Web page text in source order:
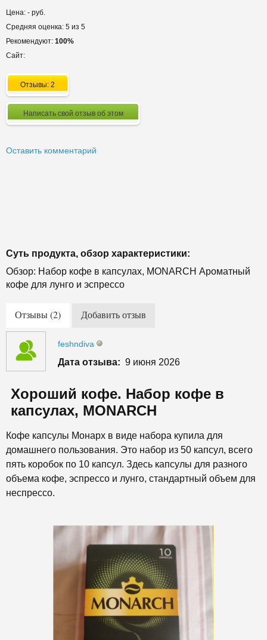
Цена: - руб.
Средняя оценка: 5 из 5
Рекомендуют: 100%
Сайт:
Отзывы: 2
Написать свой отзыв об этом
Оставить комментарий
Суть продукта, обзор характеристики:
Обзор: Набор кофе в капсулах, MONARCH Ароматный
кофе для лунго и эспрессо
Отзывы (2) Добавить отзыв
feshndiva
Дата отзыва: 9 июня 2026
Хороший кофе. Набор кофе в
капсулах, MONARCH
Кофе капсулы Монарх в виде набора купила для
домашнего пользования. Это набор из 50 капсул, всего
пять коробок по 10 капсул. Здесь капсулы для разного
объема кофе, эспрессо и лунго, стандартный объем для
неспрессо.